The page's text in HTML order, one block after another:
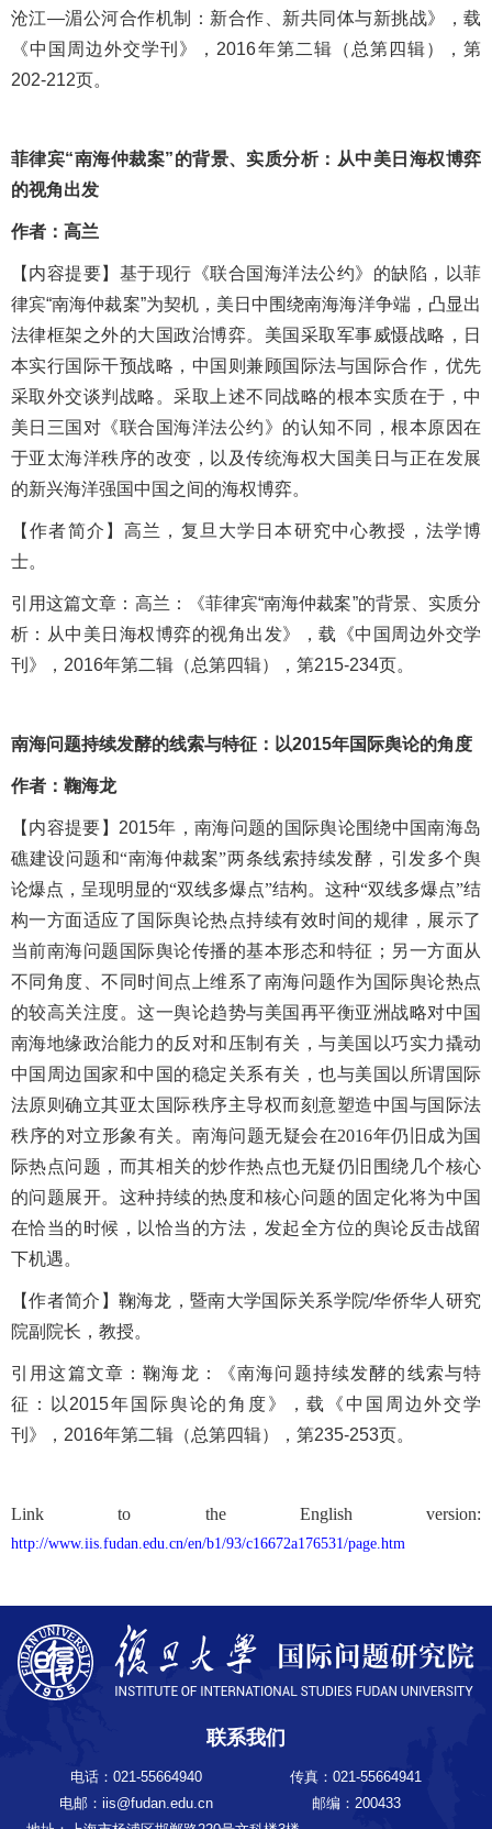
沧江—湄公河合作机制：新合作、新共同体与新挑战》， 载
《中国周边外交学刊》， 2016年第二辑（总第四辑），第
202-212页。
菲律宾“南海仲裁案”的背景、实质分析：从中美日海权博弈
的视角出发
作者：高兰
【内容提要】基于现行《联合国海洋法公约》的缺陷，以菲
律宾“南海仲裁案”为契机，美日中围绕南海海洋争端，凸显出
法律框架之外的大国政治博弈。美国采取军事威慑战略，日
本实行国际干预战略，中国则兼顾国际法与国际合作，优先
采取外交谈判战略。采取上述不同战略的根本实质在于，中
美日三国对《联合国海洋法公约》的认知不同，根本原因在
于亚太海洋秩序的改变，以及传统海权大国美日与正在发展
的新兴海洋强国中国之间的海权博弈。
【作者简介 】高兰，复旦大学日本研究中心教授，法学博
士。
引用这篇文章： 高兰：《菲律宾“南海仲裁案”的背景、实质分
析：从中美日海权博弈的视角出发》，载《中国周边外交学
刊》， 2016年第二辑（总第四辑），第215-234页。
南海问题持续发酵的线索与特征：以2015年国际舆论的角度
作者：鞠海龙
【内容提要 】 2015年，南海问题的国际舆论围绕中国南海岛
礁建设问题和“南海仲裁案”两条线索持续发酵，引发多个舆
论爆点，呈现明显的“双线多爆点”结构。这种“双线多爆点”结
构一方面适应了国际舆论热点持续有效时间的规律，展示了
当前南海问题国际舆论传播的基本形态和特征；另一方面从
不同角度、不同时间点上维系了南海问题作为国际舆论热点
的较高关注度。这一舆论趋势与美国再平衡亚洲战略对中国
南海地缘政治能力的反对和压制有关，与美国以巧实力撬动
中国周边国家和中国的稳定关系有关，也与美国以所谓国际
法原则确立其亚太国际秩序主导权而刻意塑造中国与国际法
秩序的对立形象有关。南海问题无疑会在2016年仍旧成为国
际热点问题，而其相关的炒作热点也无疑仍旧围绕几个核心
的问题展开。这种持续的热度和核心问题的固定化将为中国
在恰当的时候，以恰当的方法，发起全方位的舆论反击战留
下机遇。
【作者简介 】鞠海龙，暨南大学国际关系学院/华侨华人研究
院副院长，教授。
引用这篇文章：鞠海龙：《南海问题持续发酵的线索与特
征：以 2015年国际舆论的角度》，载《中国周边外交学
刊》， 2016年第二辑（总第四辑），第235-253页。
Link to the English version:
http://www.iis.fudan.edu.cn/en/b1/93/c16672a176531/page.htm
联系我们
电话：021-55664940
传真：021-55664941
电邮：iis@fudan.edu.cn
邮编：200433